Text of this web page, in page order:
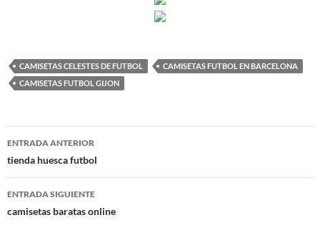
CAMISETAS CELESTES DE FUTBOL
CAMISETAS FUTBOL EN BARCELONA
CAMISETAS FUTBOL GIJON
Navegación
de
entradas
ENTRADA ANTERIOR
tienda huesca futbol
ENTRADA SIGUIENTE
camisetas baratas online